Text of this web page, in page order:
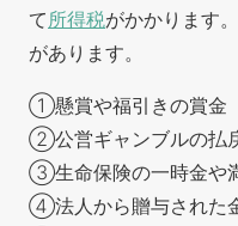
て所得税がかかります
があります。
①懸賞や福引きの賞金
②公営ギャンブルの払
③生命保険の一時金や
④法人から贈与された